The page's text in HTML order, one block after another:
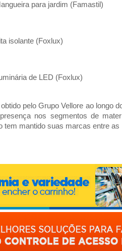
para jardim (Famastil)
isolante (Foxlux)
de LED (Foxlux)
pelo Grupo Vellore ao longo
nos segmentos de
tem mantido suas marcas entre